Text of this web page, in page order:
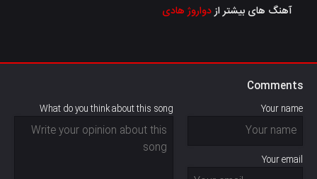
آهنگ های بیشتر ازدواروژ هادی
Comments
Your name
Your email
What do you think about this song